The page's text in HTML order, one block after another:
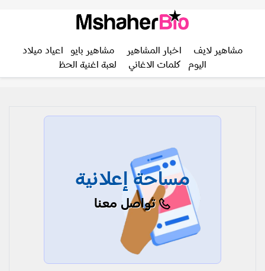
مشاهير لايف اخبار المشاهير مشاهير بايو
اعياد ميلاد
اليوم
كلمات الاغاني لعبة اغنية الحظ
مساحة إعلانية
تواصل معنا